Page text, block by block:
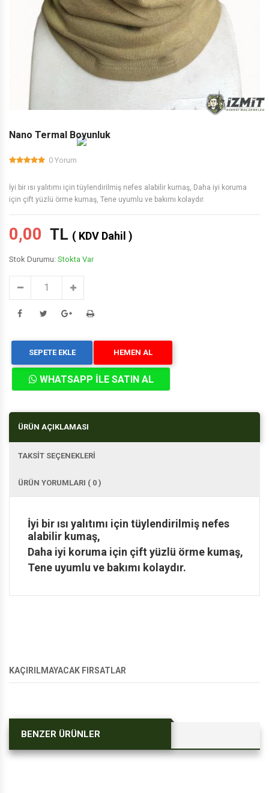
Nano Termal Boyunluk
0 Yorum
İyi bir ısı yalıtımı için tüylendirilmiş nefes alabilir kumaş, Daha iyi koruma
için çift yüzlü örme kumaş, Tene uyumlu ve bakımı kolaydır.
0,00 TL ( KDV Dahil )
Stok Durumu: Stokta Var
SEPETE EKLE HEMEN AL
WHATSAPP İLE SATIN AL
ÜRÜN AÇIKLAMASI
TAKSİT SEÇENEKLERİ
ÜRÜN YORUMLARI ( 0 )
İyi bir ısı yalıtımı için tüylendirilmiş nefes
alabilir kumaş,
Daha iyi koruma için çift yüzlü örme kumaş,
Tene uyumlu ve bakımı kolaydır.
KAÇIRILMAYACAK FIRSATLAR
BENZER ÜRÜNLER